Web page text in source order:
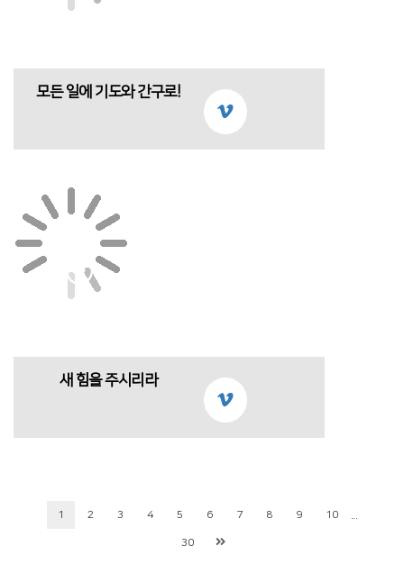
모든 일에 기도와 간구로!
새 힘을 주시리라
1 2 3 4 5 6 7 8 9 10
30